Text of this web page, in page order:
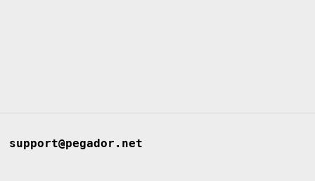
support@pegador.net